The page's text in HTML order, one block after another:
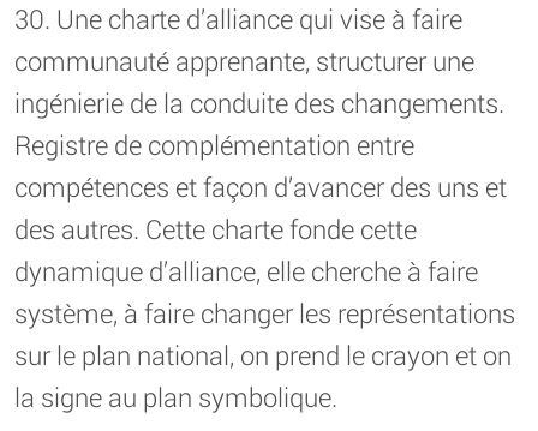
30. Une charte d’alliance qui vise à faire
communauté apprenante, structurer une
ingénierie de la conduite des changements.
Registre de complémentation entre
compétences et façon d’avancer des uns et
des autres. Cette charte fonde cette
dynamique d’alliance, elle cherche à faire
système, à faire changer les représentations
sur le plan national, on prend le crayon et on
la signe au plan symbolique.